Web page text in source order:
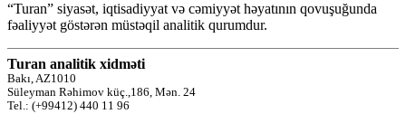
“Turan” siyasət, iqtisadiyyat və cəmiyyət həyatının qovuşuğunda
fəaliyyət göstərən müstəqil analitik qurumdur.
Turan analitik xidməti
Bakı, AZ1010
Süleyman Rəhimov küç.,186, Mən. 24
Tel.: (+99412) 440 11 96